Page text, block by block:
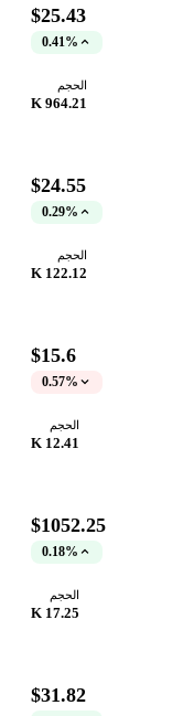
$25.43
0.41%
964.21 K
$24.55
0.29%
122.12 K
$15.6
0.57%
$1052.25
0.18%
$31.82